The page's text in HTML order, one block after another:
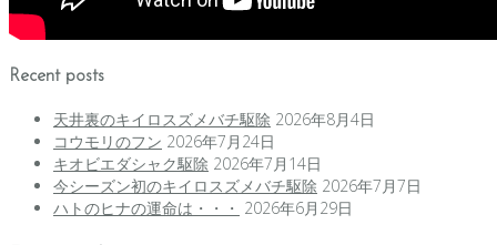
Recent posts
天井裏のキイロスズメバチ駆除 2026年8月4日
コウモリのフン 2026年7月24日
キオビエダシャク駆除 2026年7月14日
今シーズン初のキイロスズメバチ駆除 2026年7月7日
ハトのヒナの運命は・・・ 2026年6月29日